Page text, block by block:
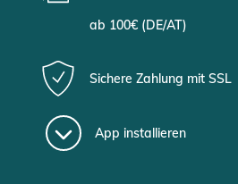
ab 100€ (DE/AT)
Sichere Zahlung mit SSL
App installieren